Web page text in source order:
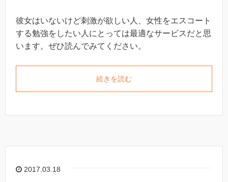
彼女はいないけど刺激が欲しい人、女性をエスコート
する勉強をしたい人にとっては最適なサービスだと思
います。ぜひ読んでみてください。
続きを読む
2017.03.18